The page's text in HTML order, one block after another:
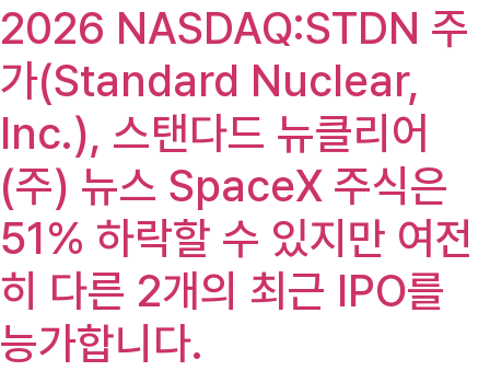
2026 NASDAQ:STDN 주
가(Standard Nuclear,
Inc.), 스탠다드 뉴클리어
(주) 뉴스 SpaceX 주식은
51% 하락할 수 있지만 여전
히 다른 2개의 최근 IPO를
능가합니다.